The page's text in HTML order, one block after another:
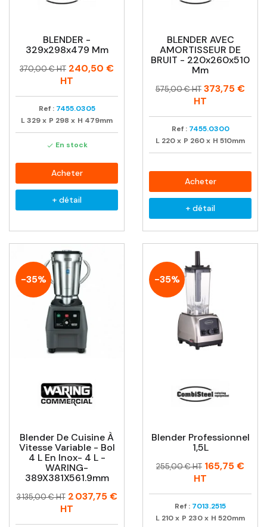
BLENDER -
329x298x479 Mm
Prix
Prix
370,00 € HT 240,50 €
HT
Ref : 7455.0305
L329x P 298 x H 479mm
 En stock
Acheter
+ détail
BLENDER AVEC
AMORTISSEUR DE
BRUIT - 220x260x510
Mm
Prix
Prix
575,00 € HT 373,75 €
HT
Ref : 7455.0300
L 220x P 260x H 510mm
Acheter
+ détail
-35%
Blender De Cuisine À
Vitesse Variable - Bol
4 L En Inox- 4 L -
WARING-
389X381X561.9mm
Prix
Prix
3 135,00 € HT 2 037,75 €
HT
-35%
Blender Professionnel
1,5L
Prix
Prix
255,00 € HT 165,75 €
HT
Ref : 7013.2515
L 210x P 230x H 520mm